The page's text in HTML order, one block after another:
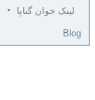
لینک خوان گناپا
Blog